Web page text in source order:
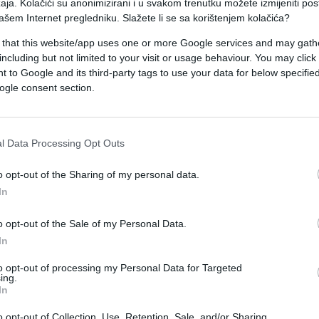
Kolačići su anonimizirani i u svakom trenutku možete izmijeniti
Internet pregledniku. Slažete li se sa korištenjem kolačića?
that this website/app uses one or more Google services and may
but not limited to your visit or usage behaviour. You may
to Google and its third-party tags to use your data for below
consent section.
Data Processing Opt Outs
opt-out of the Sharing of my personal data.
opt-out of the Sale of my Personal Data.
opt-out of processing my Personal Data for Targeted
ističući muslimane na pozicijama
izbora. Među prisutnima su bili i
kojeg je Trump odabrao za novog američkog
Heightsa Bill Bazzi, koji će preuzeti funkciju
želim započeti govoreći našim muslimanskim
da ih imamo mnogo širom svijeta, prema
reći zdravo svim ljudima koji su nas tako
Trump se osvrnuo na situaciju u Pojasu Gaze i
Moja administracija se bavi neumornom